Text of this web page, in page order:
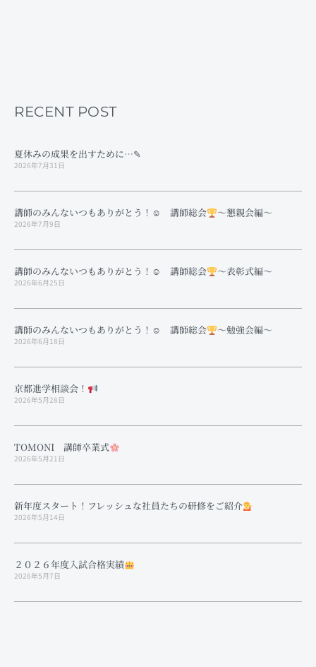
RECENT POST
夏休みの成果を出すために…✎
2026年7月31日
講師のみんないつもありがとう！☺ 講師総会 ～懇親会編～
2026年7月9日
講師のみんないつもありがとう！☺ 講師総会 ～表彰式編～
2026年6月25日
講師のみんないつもありがとう！☺ 講師総会 ～勉強会編～
2026年6月18日
京都進学相談会！
2026年5月28日
TOMONI 講師卒業式
2026年5月21日
新年度スタート！フレッシュな社員たちの研修をご紹介
2026年5月14日
２０２６年度入試合格実績
2026年5月7日